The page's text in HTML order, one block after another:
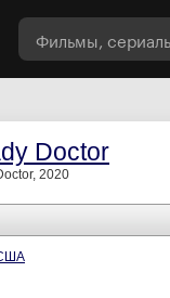
Doctor
2020